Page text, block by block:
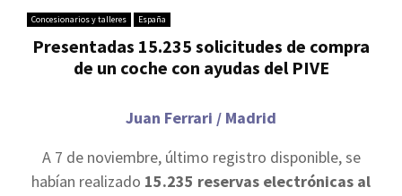
Concesionarios y talleres España
Presentadas 15.235 solicitudes de compra
de un coche con ayudas del PIVE
Juan Ferrari / Madrid
A 7 de noviembre, último registro disponible, se
habían realizado 15.235 reservas electrónicas al